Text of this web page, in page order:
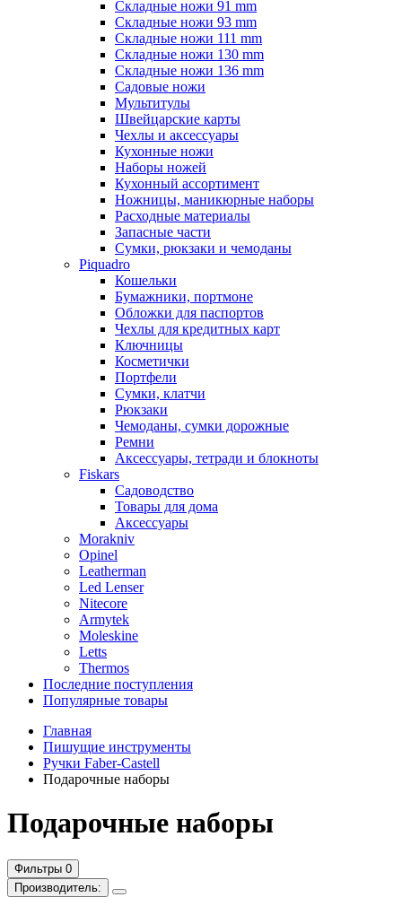
Складные ножи 91 mm
Складные ножи 93 mm
Складные ножи 111 mm
Складные ножи 130 mm
Складные ножи 136 mm
Садовые ножи
Мультитулы
Швейцарские карты
Чехлы и аксессуары
Кухонные ножи
Наборы ножей
Кухонный ассортимент
Ножницы, маникюрные наборы
Расходные материалы
Запасные части
Сумки, рюкзаки и чемоданы
Piquadro
Кошельки
Бумажники, портмоне
Обложки для паспортов
Чехлы для кредитных карт
Ключницы
Косметички
Портфели
Сумки, клатчи
Рюкзаки
Чемоданы, сумки дорожные
Ремни
Аксессуары, тетради и блокноты
Fiskars
Садоводство
Товары для дома
Аксессуары
Morakniv
Opinel
Leatherman
Led Lenser
Nitecore
Armytek
Moleskine
Letts
Thermos
Последние поступления
Популярные товары
Главная
Пишущие инструменты
Ручки Faber-Castell
Подарочные наборы
Подарочные наборы
Фильтры 0
Производитель: